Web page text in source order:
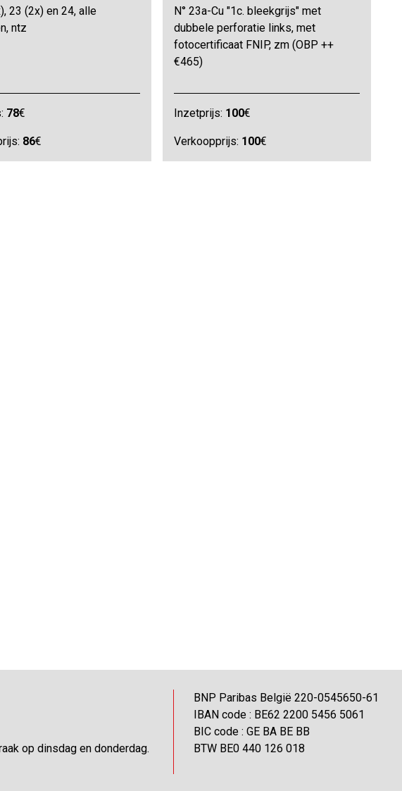
23 (2x) en 24, alle
ntz
78€
86€
N° 23a-Cu "1c. bleekgrijs" met
dubbele perforatie links, met
fotocertificaat FNIP, zm (OBP ++
€465)
Inzetprijs: 100€
Verkoopprijs: 100€
op dinsdag en donderdag.
BNP Paribas België 220-0545650-61
IBAN code : BE62 2200 5456 5061
BIC code : GE BA BE BB
BTW BE0 440 126 018